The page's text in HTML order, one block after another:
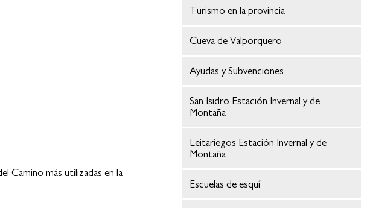
Camino más utilizadas en la
Turismo en la provincia
Cueva de Valporquero
Ayudas y Subvenciones
San Isidro Estación Invernal y de
Montaña
Leitariegos Estación Invernal y de
Montaña
Escuelas de esquí